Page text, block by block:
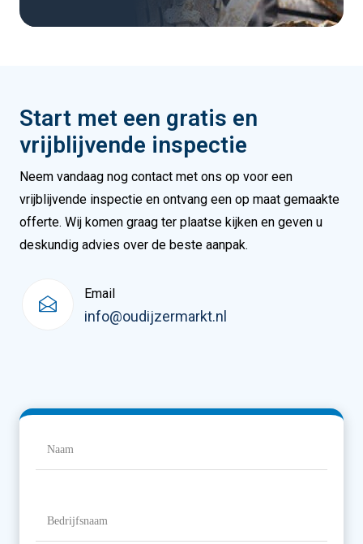
Start met een gratis en
vrijblijvende inspectie
Neem vandaag nog contact met ons op voor een
vrijblijvende inspectie en ontvang een op maat gemaakte
offerte. Wij komen graag ter plaatse kijken en geven u
deskundig advies over de beste aanpak.
Email
info@oudijzermarkt.nl